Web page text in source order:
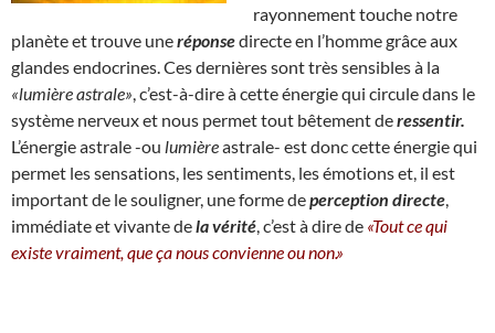
rayonnement touche notre
planète et trouve uneréponsedirecte en l’homme grâce aux
glandes endocrines. Ces dernières sont très sensibles à la
«lumière astrale» , c’est-à-dire à cette énergie qui circule dans le
système nerveux et nous permet tout bêtement deressentir.
L’énergie astrale -ou lumièreastrale- est donc cette énergie qui
permet les sensations, les sentiments, les émotions et, il est
important de le souligner, une forme deperception directe
immédiate et vivante dela vérité , c’est à dire de «Tout ce qui
existe vraiment, que ça nous convienne ou non.»